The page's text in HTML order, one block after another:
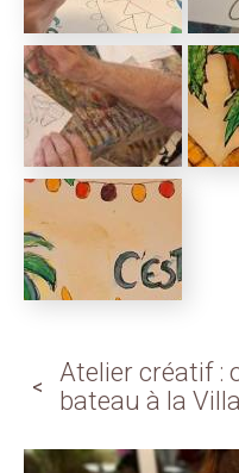
Atelier créatif :
bateau à la